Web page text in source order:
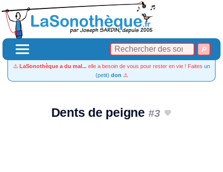
⚠️ LaSonothèque a du mal... elle a besoin de vous pour rester en vie ! Faites un
(petit) don ⚠️
Dents de peigne #3